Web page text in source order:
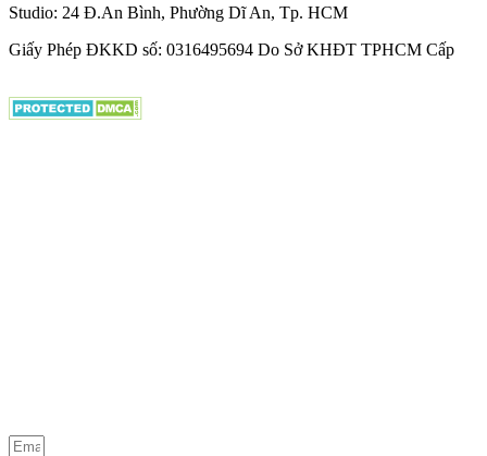
Studio: 24 Đ.An Bình, Phường Dĩ An, Tp. HCM
Giấy Phép ĐKKD số: 0316495694 Do Sở KHĐT TPHCM Cấp